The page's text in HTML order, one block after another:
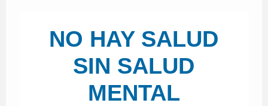
NO HAY SALUD
SIN SALUD
MENTAL